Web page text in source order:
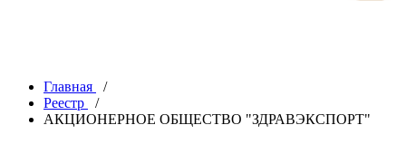
Главная
/
Реестр
/
АКЦИОНЕРНОЕ ОБЩЕСТВО "ЗДРАВЭКСПОРТ"